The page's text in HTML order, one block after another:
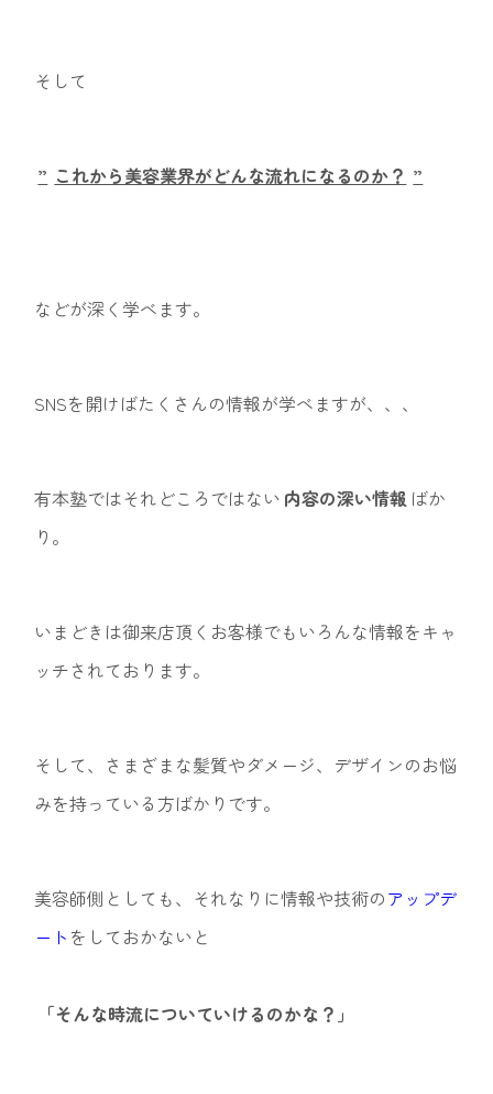
そして
” これから美容業界がどんな流れになるのか？ ”
などが深く学べます。
SNSを開けばたくさんの情報が学べますが、、、
有本塾ではそれどころではない 内容の深い情報 ばか
り。
いまどきは御来店頂くお客様でもいろんな情報をキャ
ッチされております。
そして、さまざまな髪質やダメージ、デザインのお悩
みを持っている方ばかりです。
美容師側としても、それなりに情報や技術のアップデ
ート をしておかないと
「そんな時流についていけるのかな？」